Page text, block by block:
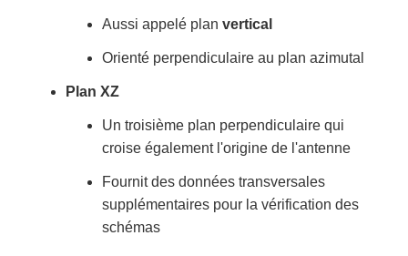
Aussi appelé plan vertical
Orienté perpendiculaire au plan azimutal
Plan XZ
Un troisième plan perpendiculaire qui
croise également l'origine de l'antenne
Fournit des données transversales
supplémentaires pour la vérification des
schémas